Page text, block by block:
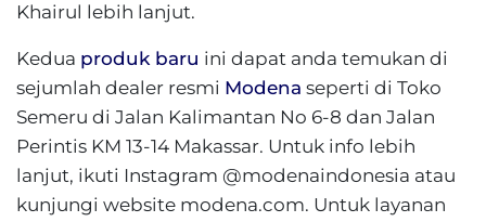
Khairul lebih lanjut.
Kedua produk baru ini dapat anda temukan di
sejumlah dealer resmi Modena seperti di Toko
Semeru di Jalan Kalimantan No 6-8 dan Jalan
Perintis KM 13-14 Makassar. Untuk info lebih
lanjut, ikuti Instagram @modenaindonesia atau
kunjungi website modena.com. Untuk layanan